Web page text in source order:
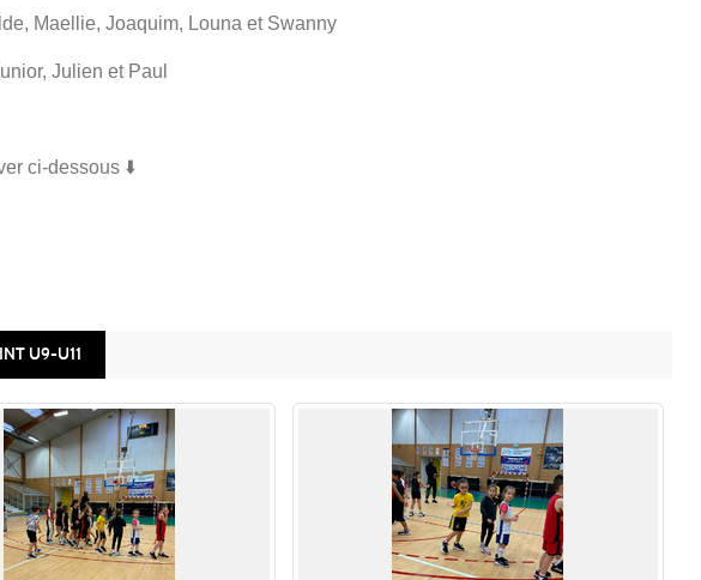
Maellie, Joaquim, Louna et Swanny
Julien et Paul
ci-dessous ⬇️
U9-U11